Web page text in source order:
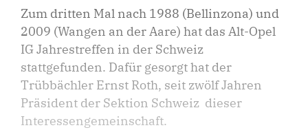
Zum dritten Mal nach 1988 (Bellinzona) und
2009 (Wangen an der Aare) hat das Alt-Opel
IG Jahrestreffen in der Schweiz
stattgefunden. Dafür gesorgt hat der
Trübbächler Ernst Roth, seit zwölf Jahren
Präsident der Sektion Schweiz dieser
Interessengemeinschaft.